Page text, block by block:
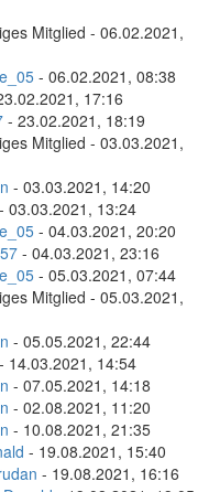
Mitglied - 06.02.2021,
- 06.02.2021, 08:38
17:16
- 23.02.2021, 18:19
Mitglied - 03.03.2021,
- 03.03.2021, 14:20
- 03.03.2021, 13:24
- 04.03.2021, 20:20
- 04.03.2021, 23:16
- 05.03.2021, 07:44
Mitglied - 05.03.2021,
- 05.05.2021, 22:44
- 14.03.2021, 14:54
- 07.05.2021, 14:18
- 02.08.2021, 11:20
- 10.08.2021, 21:35
- 19.08.2021, 15:40
- 19.08.2021, 16:16